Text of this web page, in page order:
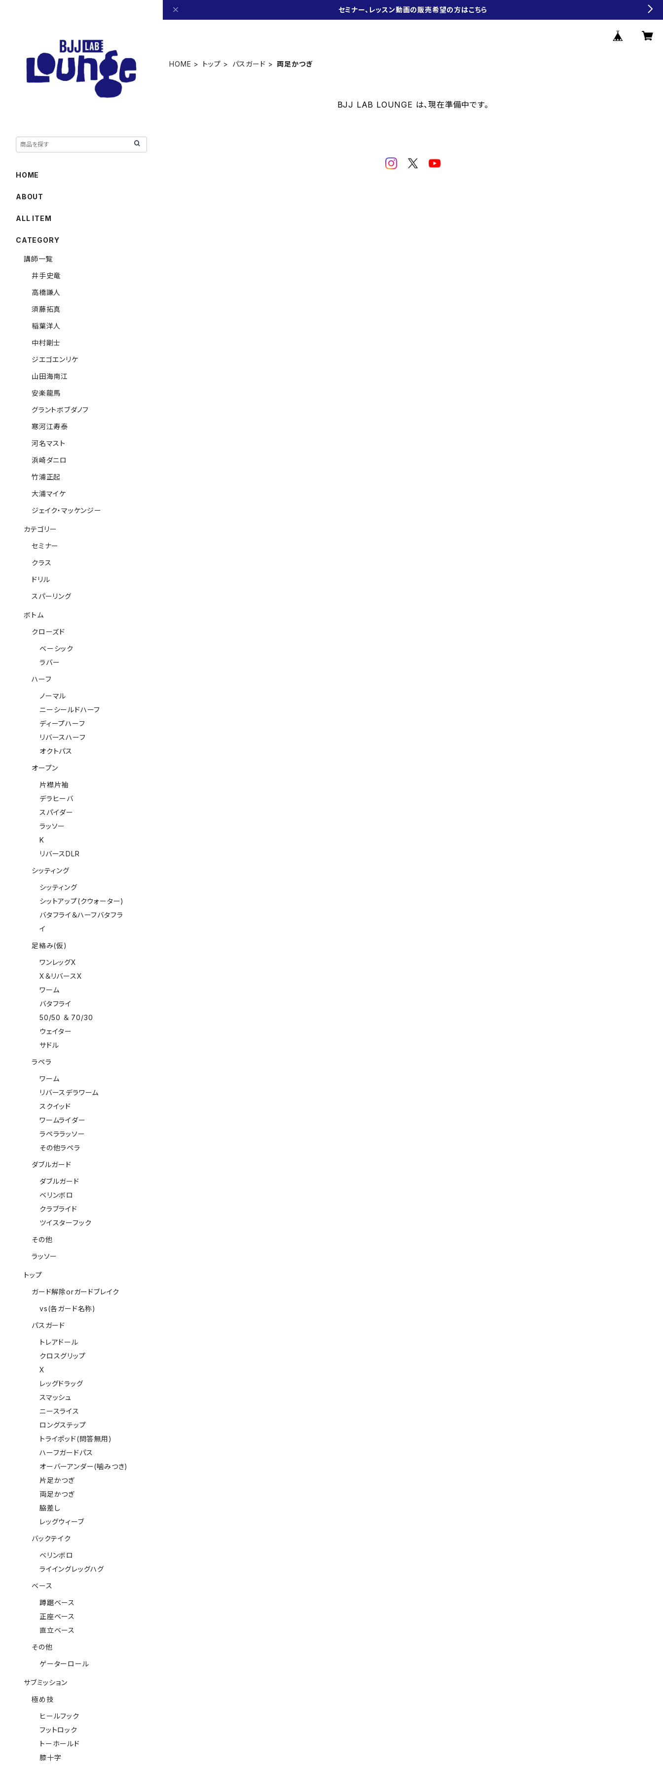
セミナー、レッスン動画の販売希望の方はこちら
HOME トップ パスガード 両足かつぎ
BJJ LAB LOUNGE は、現在準備中です。
HOME
ABOUT
ALL ITEM
CATEGORY
講師一覧
井手史竜
高橋謙人
須藤拓真
稲葉洋人
中村剛士
ジエゴエンリケ
山田海南江
安楽龍馬
グラントボブダノフ
寒河江寿泰
河名マスト
浜崎ダニロ
竹浦正起
大浦マイケ
ジェイク・マッケンジー
カテゴリー
セミナー
クラス
ドリル
スパーリング
ボトム
クローズド
ベーシック
ラバー
ハーフ
ノーマル
ニーシールドハーフ
ディープハーフ
リバースハーフ
オクトパス
オープン
片襟片袖
デラヒーバ
スパイダー
ラッソー
K
リバースDLR
シッティング
シッティング
シットアップ(クウォーター)
バタフライ＆ハーフバタフラ
イ
足絡み(仮)
ワンレッグX
X＆リバースX
ワーム
バタフライ
50/50 ＆ 70/30
ウェイター
サドル
ラペラ
ワーム
リバースデラワーム
スクイッド
ワームライダー
ラペララッソー
その他ラペラ
ダブルガード
ダブルガード
ベリンボロ
クラブライド
ツイスターフック
その他
ラッソー
トップ
ガード解除orガードブレイク
vs(各ガード名称)
パスガード
トレアドール
クロスグリップ
X
レッグドラッグ
スマッシュ
ニースライス
ロングステップ
トライポッド(問答無用)
ハーフガードパス
オーバーアンダー(噛みつき)
片足かつぎ
両足かつぎ
脇差し
レッグウィーブ
バックテイク
ベリンボロ
ライイングレッグハグ
ベース
蹲踞ベース
正座ベース
直立ベース
その他
ゲーターロール
サブミッション
極め技
ヒールフック
フットロック
トーホールド
膝十字